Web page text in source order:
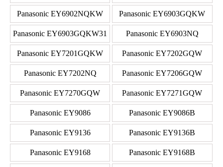
Panasonic EY6902NQKW Panasonic EY6903GQKW
Panasonic EY6903GQKW31 Panasonic EY6903NQ
Panasonic EY7201GQKW Panasonic EY7202GQW
Panasonic EY7202NQ Panasonic EY7206GQW
Panasonic EY7270GQW Panasonic EY7271GQW
Panasonic EY9086 Panasonic EY9086B
Panasonic EY9136 Panasonic EY9136B
Panasonic EY9168 Panasonic EY9168B